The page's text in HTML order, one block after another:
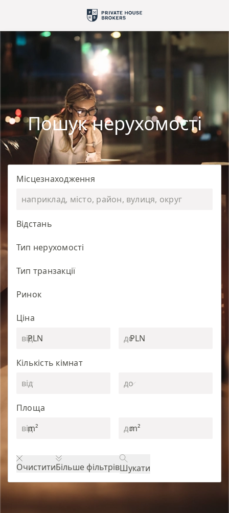
Пошук нерухомості
Місцезнаходження
Відстань
Тип нерухомості
Тип транзакції
Ринок
Ціна
PLN
PLN
Кількість кімнат
Площа
m²
m²
ОчиститиБільше фільтрівШукати